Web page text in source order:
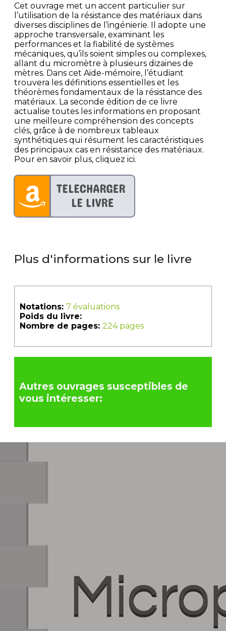
Cet ouvrage met un accent particulier sur
l’utilisation de la résistance des matériaux dans
diverses disciplines de l’ingénierie. Il adopte une
approche transversale, examinant les
performances et la fiabilité de systèmes
mécaniques, qu’ils soient simples ou complexes,
allant du micromètre à plusieurs dizaines de
mètres. Dans cet Aide-mémoire, l’étudiant
trouvera les définitions essentielles et les
théorèmes fondamentaux de la résistance des
matériaux. La seconde édition de ce livre
actualise toutes les informations en proposant
une meilleure compréhension des concepts
clés, grâce à de nombreux tableaux
synthétiques qui résument les caractéristiques
des principaux cas en résistance des matériaux.
Pour en savoir plus, cliquez ici.
Plus d'informations sur le livre
Notations: 7 évaluations
Poids du livre:
Nombre de pages: 224 pages
Autres ouvrages susceptibles de
vous intéresser: